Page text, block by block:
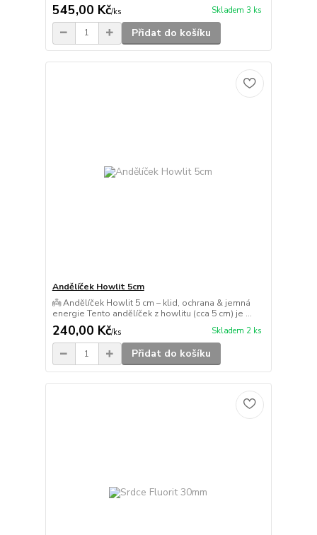
545,00 Kč/ks Skladem 3 ks
Přidat do košíku
Andělíček Howlit 5cm
👼 Andělíček Howlit 5 cm – klid, ochrana & jemná
energie Tento andělíček z howlitu (cca 5 cm) je ...
240,00 Kč/ks Skladem 2 ks
Přidat do košíku